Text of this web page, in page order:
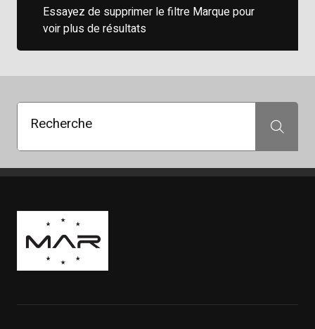
Essayez de supprimer le filtre Marque pour
voir plus de résultats
Recherche Recherche
Boutique Mags à Rabais